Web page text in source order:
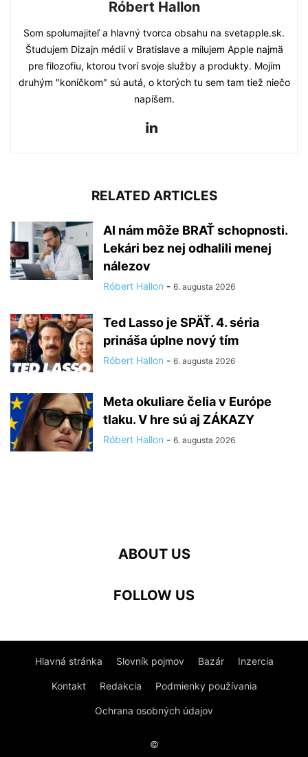
Róbert Hallon
Som spolumajiteľ a hlavný tvorca obsahu na svetapple.sk.
Študujem Dizajn médií v Bratislave a milujem Apple najmä
pre filozofiu, ktorou tvorí svoje služby a produkty. Mojím
druhým "koníčkom" sú autá, o ktorých tu sem tam tiež niečo
napíšem.
RELATED ARTICLES
AI nám môže BRAŤ schopnosti.
Lekári bez nej odhalili menej
nálezov
Róbert Hallon - 6. augusta 2026
Ted Lasso je SPÄŤ. 4. séria
prináša úplne nový tím
Róbert Hallon - 6. augusta 2026
Meta okuliare čelia v Európe
tlaku. V hre sú aj ZÁKAZY
Róbert Hallon - 6. augusta 2026
ABOUT US
FOLLOW US
Hlavná stránka Slovník pojmov Bazár Inzercia
Kontakt Redakcia Podmienky používania
Ochrana osobných údajov
©